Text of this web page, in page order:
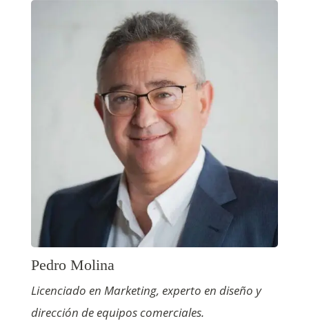
Pedro Molina
Licenciado en Marketing, experto en diseño y
dirección de equipos comerciales.